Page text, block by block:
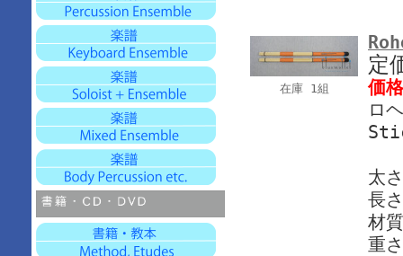
在庫 1組
価
ロ
太
長
材
重